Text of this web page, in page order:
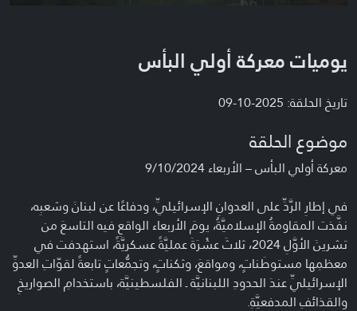
يوميات معركة أولي البأس
تاريخ الحلقة: 2025-10-09
موضوع الحلقة
معركة أولي البأس – الأربعاء 9/10/2024
في إطارِ الرَّدِّ على العدوانِ الإسرائيليِّ، ودفاعًا عن لبنانَ وشعبِه،
نفَّذت المقاومةُ الإسلاميَّةُ، يومَ الأربعاء الواقعِ فيه التاسعَ من
تشرينَ الأوَّلِ 2024، ثلاثَ عشْرَةَ عمليَّةً عسكريَّةً، استهدفت في
معظمِها مستوطَناتٍ، ومواقعَ، وثكناتٍ، وتجمُّعاتٍ تابعةً لقوّاتِ العدوِّ
الإسرائيليِّ عندَ الحدودِ اللبنانيَّة ـ الفلسطينيَّة، باستخدامِ الصواريخِ
والقذائفِ المدفعيَّةِ.